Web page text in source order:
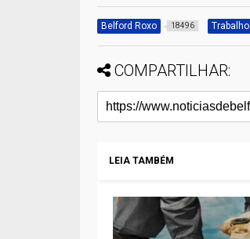
Belford Roxo 18496 Trabalho
COMPARTILHAR:
LEIA TAMBÉM